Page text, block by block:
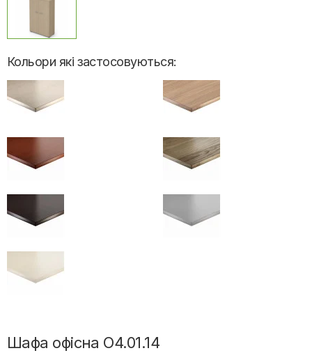
Кольори які застосовуються:
Шафа офісна O4.01.14